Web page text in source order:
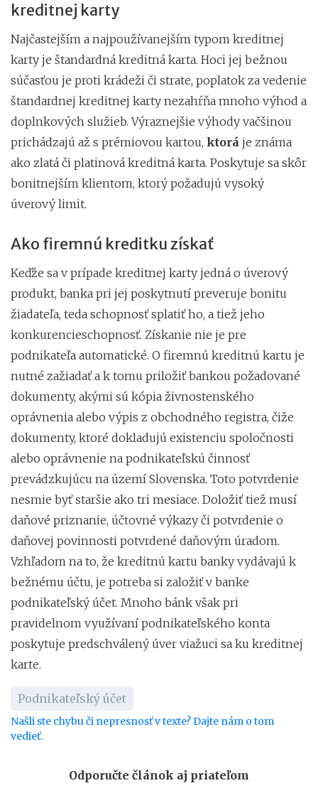
kreditnej karty
Najčastejším a najpoužívanejším typom kreditnej
karty je štandardná kreditná karta. Hoci jej bežnou
súčasťou je proti krádeži či strate, poplatok za vedenie
štandardnej kreditnej karty nezahŕňa mnoho výhod a
doplnkových služieb. Výraznejšie výhody vačšinou
prichádzajú až s prémiovou kartou, ktorá je známa
ako zlatá či platinová kreditná karta. Poskytuje sa skôr
bonitnejším klientom, ktorý požadujú vysoký
úverový limit.
Ako firemnú kreditku získať
Keďže sa v prípade kreditnej karty jedná o úverový
produkt, banka pri jej poskytnutí preveruje bonitu
žiadateľa, teda schopnosť splatiť ho, a tiež jeho
konkurencieschopnosť. Získanie nie je pre
podnikateľa automatické. O firemnú kreditnú kartu je
nutné zažiadať a k tomu priložiť bankou požadované
dokumenty, akými sú kópia živnostenského
oprávnenia alebo výpis z obchodného registra, čiže
dokumenty, ktoré dokladujú existenciu spoločnosti
alebo oprávnenie na podnikateľskú činnosť
prevádzkujúcu na území Slovenska. Toto potvrdenie
nesmie byť staršie ako tri mesiace. Doložiť tiež musí
daňové priznanie, účtovné výkazy či potvrdenie o
daňovej povinnosti potvrdené daňovým úradom.
Vzhľadom na to, že kreditnú kartu banky vydávajú k
bežnému účtu, je potreba si založiť v banke
podnikateľský účet. Mnoho bánk však pri
pravidelnom využívaní podnikateľského konta
poskytuje predschválený úver viažuci sa ku kreditnej
karte.
Podnikateľský účet
Našli ste chybu či nepresnosť v texte? Dajte nám o tom
vedieť.
Odporučte článok aj priateľom